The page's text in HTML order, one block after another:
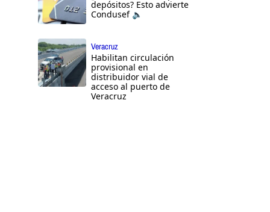
depósitos? Esto advierte
Condusef 🔈
Veracruz
Habilitan circulación
provisional en
distribuidor vial de
acceso al puerto de
Veracruz